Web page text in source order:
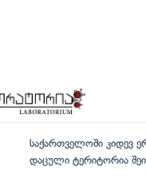
საქართველოში კიდევ
დაცული ტერიტორია